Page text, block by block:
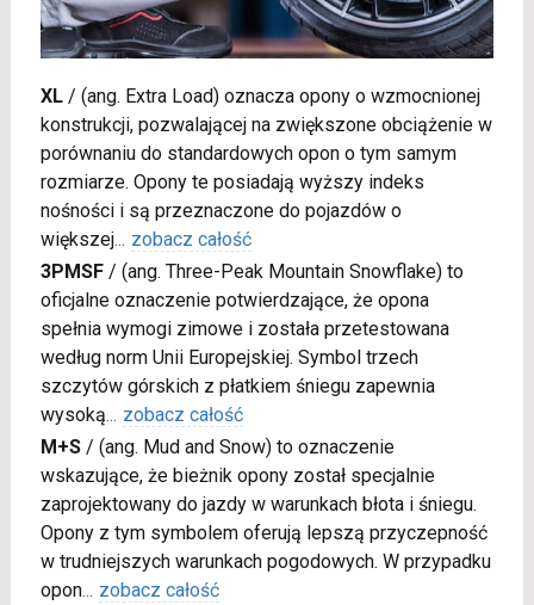
XL/ (ang. Extra Load) oznacza opony o wzmocnionej
konstrukcji, pozwalającej na zwiększone obciążenie w
porównaniu do standardowych opon o tym samym
rozmiarze. Opony te posiadają wyższy indeks
nośności i są przeznaczone do pojazdów o
większej... zobacz całość
3PMSF/ (ang. Three-Peak Mountain Snowflake) to
oficjalne oznaczenie potwierdzające, że opona
spełnia wymogi zimowe i została przetestowana
według norm Unii Europejskiej. Symbol trzech
szczytów górskich z płatkiem śniegu zapewnia
wysoką... zobacz całość
M+S/ (ang. Mud and Snow) to oznaczenie
wskazujące, że bieżnik opony został specjalnie
zaprojektowany do jazdy w warunkach błota i śniegu.
Opony z tym symbolem oferują lepszą przyczepność
w trudniejszych warunkach pogodowych. W przypadku
opon... zobacz całość